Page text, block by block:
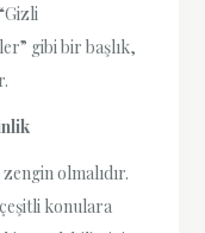
gibi bir başlık,
olmalıdır.
konulara